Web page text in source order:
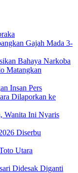
Gajah Mada 3-
Bahaya Narkoba
Matangkan
Insan Pers
Dilaporkan ke
Wanita Ini Nyaris
Diserbu
Utara
Didesak Diganti